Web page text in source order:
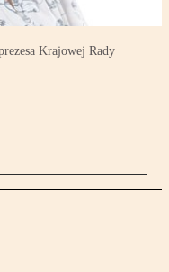
Krajowej Rady